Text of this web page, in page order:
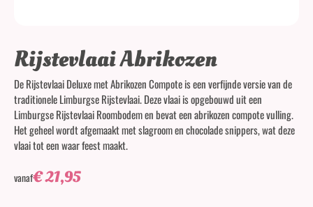
Rijstevlaai Abrikozen
De Rijstevlaai Deluxe met Abrikozen Compote is een verfijnde versie van de
traditionele Limburgse Rijstevlaai. Deze vlaai is opgebouwd uit een
Limburgse Rijstevlaai Roombodem en bevat een abrikozen compote vulling.
Het geheel wordt afgemaakt met slagroom en chocolade snippers, wat deze
vlaai tot een waar feest maakt.
vanaf€21,95